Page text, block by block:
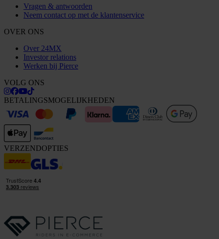
Vragen & antwoorden
Neem contact op met de klantenservice
OVER ONS
Over 24MX
Investor relations
Werken bij Pierce
VOLG ONS
BETALINGSMOGELIJKHEDEN
VERZENDOPTIES